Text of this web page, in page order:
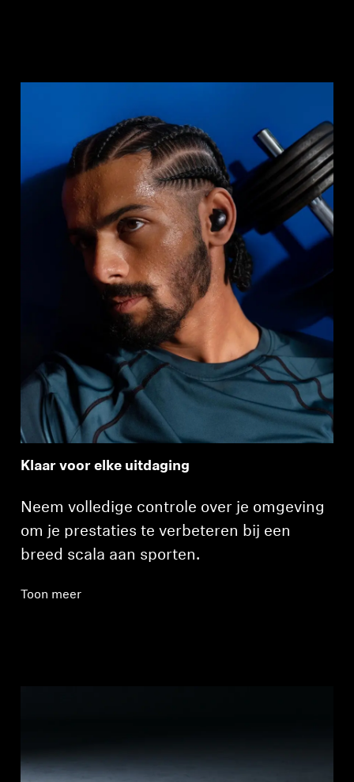
Klaar voor elke uitdaging
Neem volledige controle over je omgeving
om je prestaties te verbeteren bij een
breed scala aan sporten.
Toon meer